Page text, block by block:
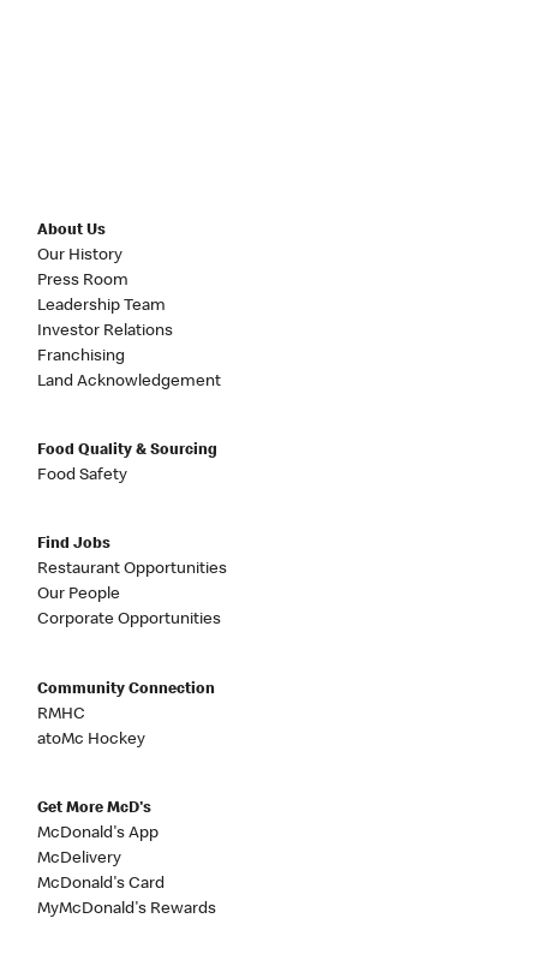
About Us
Our History
Press Room
Leadership Team
Investor Relations
Franchising
Land Acknowledgement
Food Quality & Sourcing
Food Safety
Find Jobs
Restaurant Opportunities
Our People
Corporate Opportunities
Community Connection
RMHC
atoMc Hockey
Get More McD's
McDonald's App
McDelivery
McDonald's Card
MyMcDonald's Rewards